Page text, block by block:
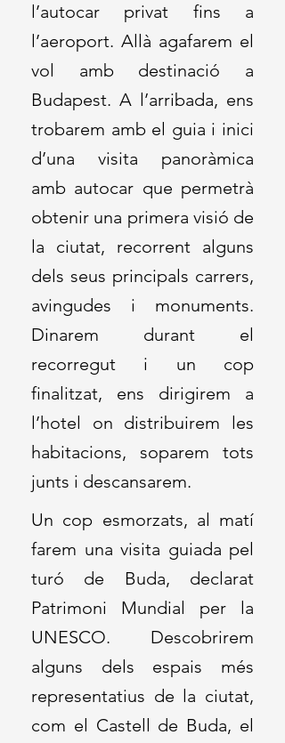
l’autocar privat fins a
l’aeroport. Allà agafarem el
vol amb destinació a
Budapest. A l’arribada, ens
trobarem amb el guia i inici
d’una visita panoràmica
amb autocar que permetrà
obtenir una primera visió de
la ciutat, recorrent alguns
dels seus principals carrers,
avingudes i monuments.
Dinarem durant el
recorregut i un cop
finalitzat, ens dirigirem a
l’hotel on distribuirem les
habitacions, soparem tots
junts i descansarem.
Un cop esmorzats, al matí
farem una visita guiada pel
turó de Buda, declarat
Patrimoni Mundial per la
UNESCO. Descobrirem
alguns dels espais més
representatius de la ciutat,
com el Castell de Buda, el